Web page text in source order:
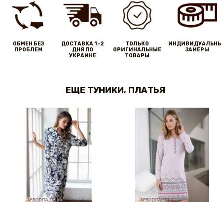
ОБМЕН БЕЗ
ПРОБЛЕМ
ДОСТАВКА 1-2
ДНЯ ПО
УКРАИНЕ
ТОЛЬКО
ОРИГИНАЛЬНЫЕ
ТОВАРЫ
ЗАМЕРЫ
ЕЩЕ ТУНИКИ, ПЛАТЬЯ